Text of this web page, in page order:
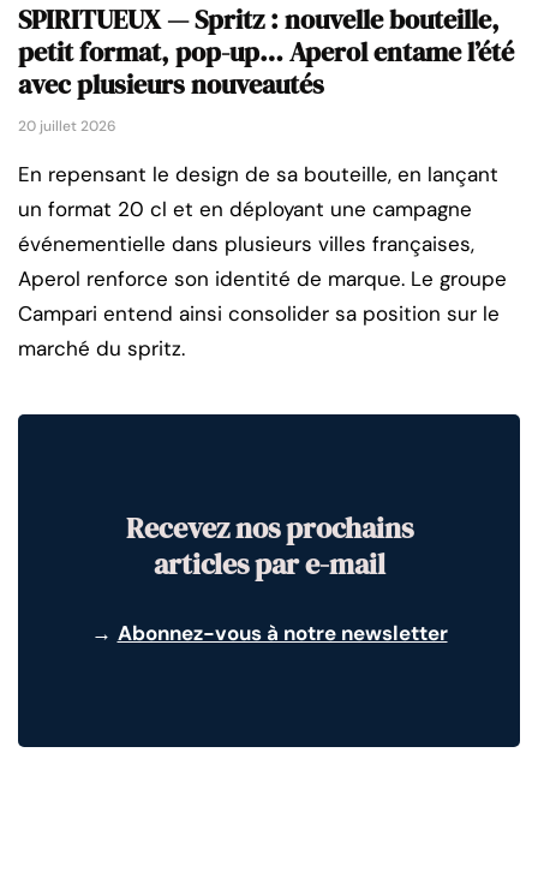
SPIRITUEUX — Spritz : nouvelle bouteille,
petit format, pop-up… Aperol entame l’été
avec plusieurs nouveautés
20 juillet 2026
En repensant le design de sa bouteille, en lançant
un format 20 cl et en déployant une campagne
événementielle dans plusieurs villes françaises,
Aperol renforce son identité de marque. Le groupe
Campari entend ainsi consolider sa position sur le
marché du spritz.
Recevez nos prochains
articles par e-mail
→ Abonnez-vous à notre newsletter